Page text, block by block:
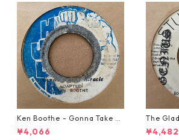
Ken Boothe - Gonna Take A
Miracle【7-21362】
¥4,066
The
【7-
¥4,482